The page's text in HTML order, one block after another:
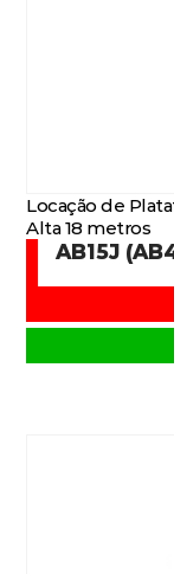
Locação de
Alta 18 metros
AB15J